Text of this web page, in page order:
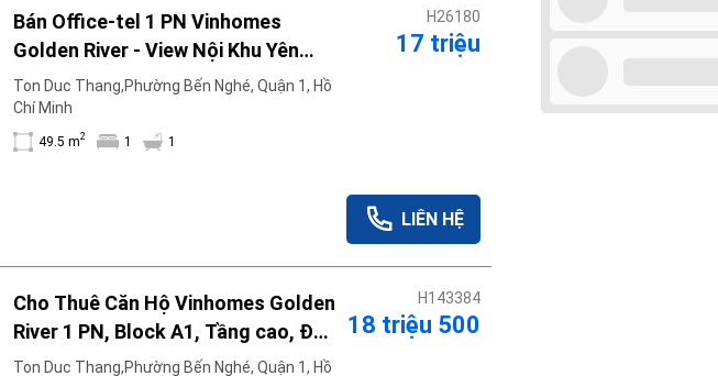
Bán Office-tel 1 PN Vinhomes
Golden River - View Nội Khu Yên
Tĩnh
Ton Duc Thang,Phường Bến Nghé, Quận 1, Hồ
Chí Minh
49.5 m2 1 1
H26180
17 triệu
LIÊN HỆ
Cho Thuê Căn Hộ Vinhomes Golden
River 1 PN, Block A1, Tầng cao, Đầy
đủ nội thất. Sẵn sàng cho thuê
Ton Duc Thang,Phường Bến Nghé, Quận 1, Hồ
H143384
18 triệu 500